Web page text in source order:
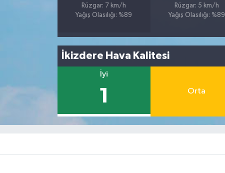
Rüzgar: 7 km/h
Yağış Olasılığı: %89
Rüzgar: 5 km/h
Yağış Olasılığı: %89
İkizdere Hava Kalitesi
İyi
1 Orta